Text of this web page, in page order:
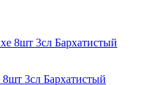
3сл Бархатистый